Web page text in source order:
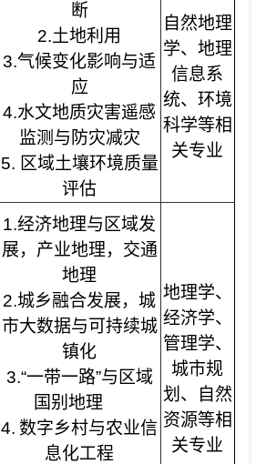
断
2.土地利用
3.气候变化影响与适
应
4.水文地质灾害遥感
监测与防灾减灾
5. 区域土壤环境质量
评估
自然地理
学、地理
信息系
统、环境
科学等相
关专业
1.经济地理与区域发
展，产业地理，交通
地理
2.城乡融合发展，城
市大数据与可持续城
镇化
3.“一带一路”与区域
国别地理
4. 数字乡村与农业信
息化工程
地理学、
经济学、
管理学、
城市规
划、自然
资源等相
关专业